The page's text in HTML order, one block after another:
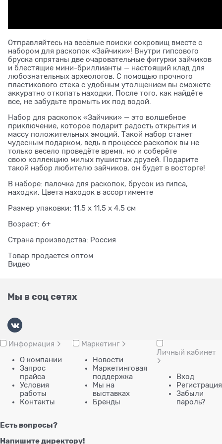
Отправляйтесь на весёлые поиски сокровищ вместе с
набором для раскопок «Зайчики»! Внутри гипсового
бруска спрятаны две очаровательные фигурки зайчиков
и блестящие мини-бриллианты — настоящий клад для
любознательных археологов. С помощью прочного
пластикового стека с удобным утолщением вы сможете
аккуратно откопать находки. После того, как найдёте
все, не забудьте промыть их под водой.
Набор для раскопок «Зайчики» — это волшебное
приключение, которое подарит радость открытия и
массу положительных эмоций. Такой набор станет
чудесным подарком, ведь в процессе раскопок вы не
только весело проведёте время, но и соберёте
свою коллекцию милых пушистых друзей. Подарите
такой набор любителю зайчиков, он будет в восторге!
В наборе: палочка для раскопок, брусок из гипса,
находки. Цвета находок в ассортименте
Размер упаковки: 11,5 х 11,5 х 4,5 см
Возраст: 6+
Страна производства: Россия
Товар продается оптом
Видео
Мы в соц сетях
Информация
О компании
Запрос
прайса
Условия
работы
Контакты
Маркетинг
Новости
Маркетинговая
поддержка
Мы на
выставках
Бренды
Личный кабинет
Вход
Регистрация
Забыли
пароль?
Есть вопросы?
Напишите директору!